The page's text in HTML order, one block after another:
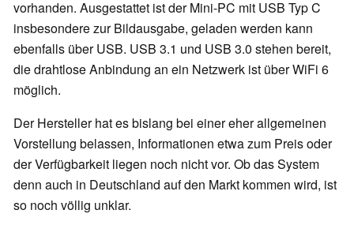
vorhanden. Ausgestattet ist der Mini-PC mit USB Typ C
insbesondere zur Bildausgabe, geladen werden kann
ebenfalls über USB. USB 3.1 und USB 3.0 stehen bereit,
die drahtlose Anbindung an ein Netzwerk ist über WiFi 6
möglich.
Der Hersteller hat es bislang bei einer eher allgemeinen
Vorstellung belassen, Informationen etwa zum Preis oder
der Verfügbarkeit liegen noch nicht vor. Ob das System
denn auch in Deutschland auf den Markt kommen wird, ist
so noch völlig unklar.